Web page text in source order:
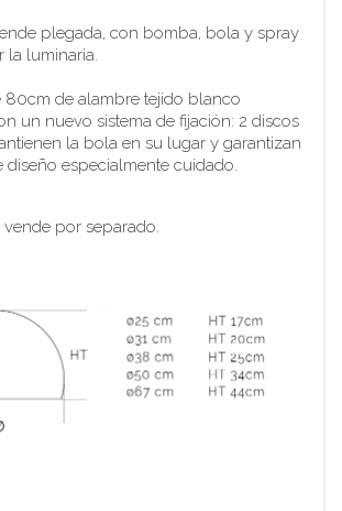
plegada, con bomba, bola y spray
la luminaria.
80cm de alambre tejido blanco
un nuevo sistema de fijación: 2 discos
la bola en su lugar y garantizan
diseño especialmente cuidado.
por separado.